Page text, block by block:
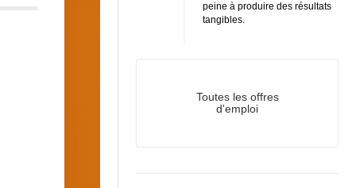
peine à produire des résultats
tangibles.
Toutes les offres
d'emploi